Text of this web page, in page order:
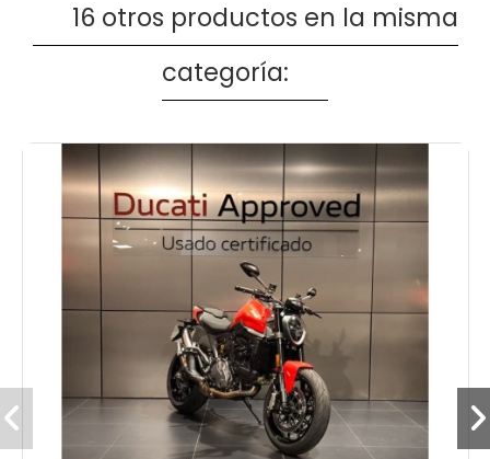
Accesorios: Pack Touring (puños, caballete central,
maletas laterales).
* PRECIO ANUNCIADO AL CONTADO
16 otros productos en la misma
categoría: